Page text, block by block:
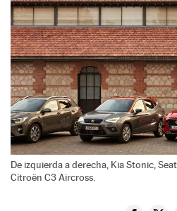
De izquierda a derecha, Kia Stonic,
Citroën C3 Aircross.